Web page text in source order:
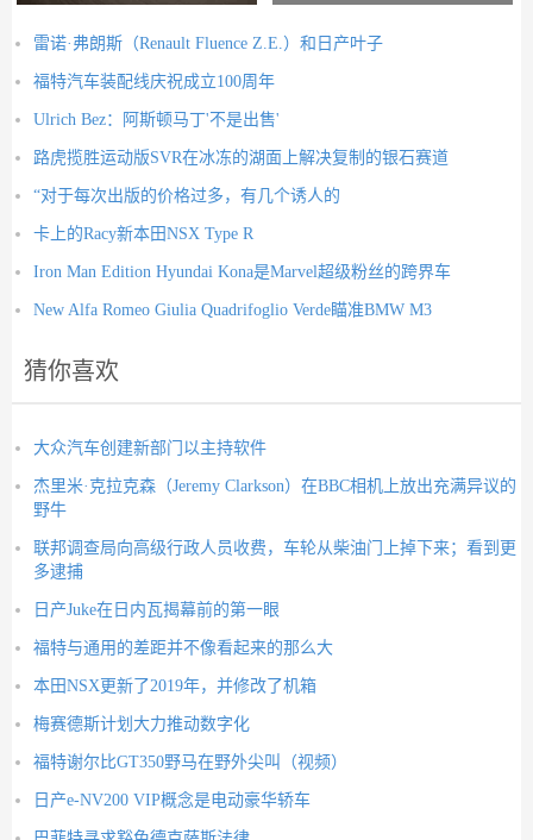
雷诺·弗朗斯（Renault Fluence Z.E.）和日产叶子
福特汽车装配线庆祝成立100周年
Ulrich Bez：阿斯顿马丁'不是出售'
路虎揽胜运动版SVR在冰冻的湖面上解决复制的银石赛道
“对于每次出版的价格过多，有几个诱人的
卡上的Racy新本田NSX Type R
Iron Man Edition Hyundai Kona是Marvel超级粉丝的跨界车
New Alfa Romeo Giulia Quadrifoglio Verde瞄准BMW M3
猜你喜欢
大众汽车创建新部门以主持软件
杰里米·克拉克森（Jeremy Clarkson）在BBC相机上放出充满异议的
野牛
联邦调查局向高级行政人员收费，车轮从柴油门上掉下来；看到更
多逮捕
日产Juke在日内瓦揭幕前的第一眼
福特与通用的差距并不像看起来的那么大
本田NSX更新了2019年，并修改了机箱
梅赛德斯计划大力推动数字化
福特谢尔比GT350野马在野外尖叫（视频）
日产e-NV200 VIP概念是电动豪华轿车